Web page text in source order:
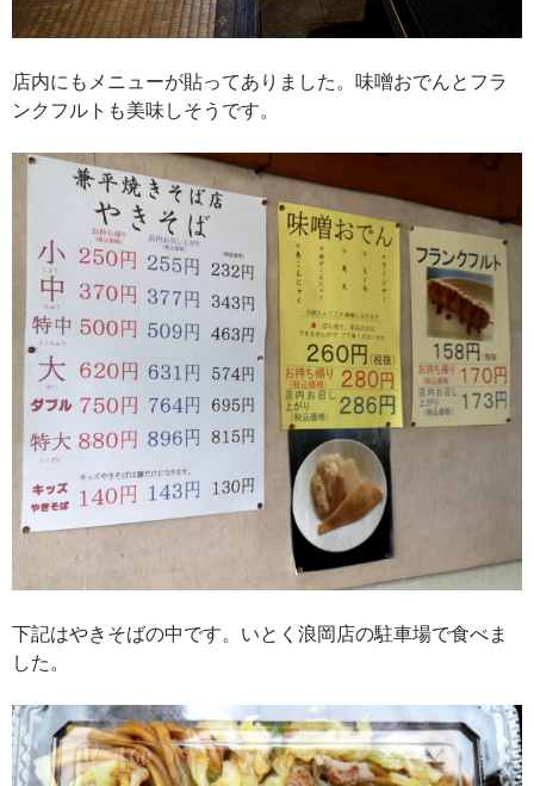
店内にもメニューが貼ってありました。味噌おでんとフラ
ンクフルトも美味しそうです。
下記はやきそばの中です。いとく浪岡店の駐車場で食べま
した。